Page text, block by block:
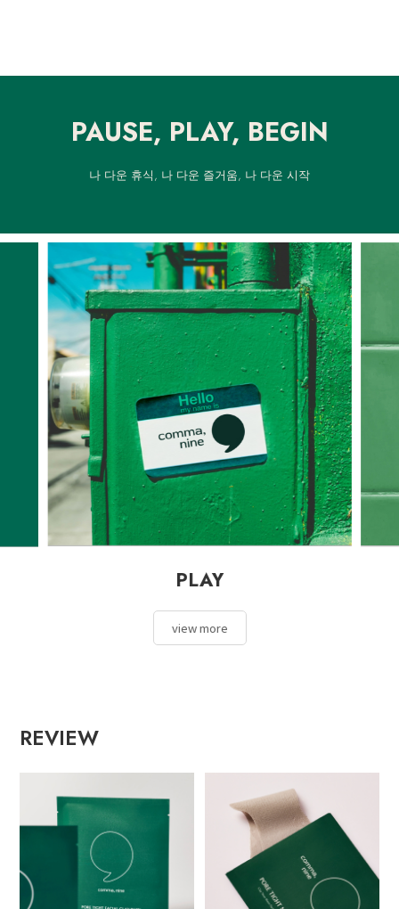
PAUSE, PLAY, BEGIN
나 다운 휴식, 나 다운 즐거움, 나 다운 시작
PLAY
view more
REVIEW